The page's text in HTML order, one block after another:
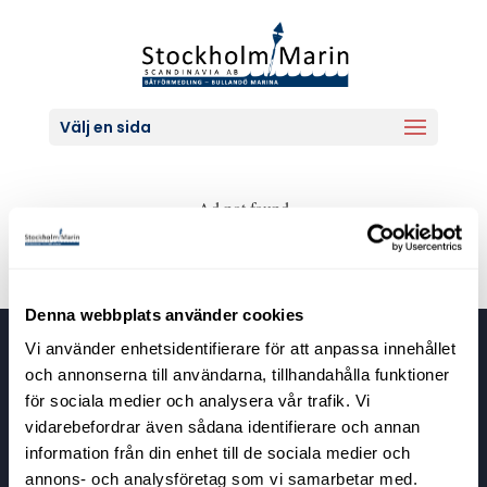
Denna webbplats använder cookies
Vi använder enhetsidentifierare för att anpassa innehållet
och annonserna till användarna, tillhandahålla funktioner
för sociala medier och analysera vår trafik. Vi
vidarebefordrar även sådana identifierare och annan
information från din enhet till de sociala medier och
annons- och analysföretag som vi samarbetar med.
Välj en sida
Ad not found
Stockholm Marin Scandinavia
Bullandövägen 30
139 56 Värmdö